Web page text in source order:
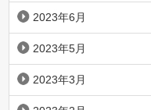
2023年6月
2023年5月
2023年3月